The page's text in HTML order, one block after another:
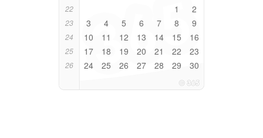
22 1 2
23 3 4 5 6 7 8 9
24 10 11 12 13 14 15 16
25 17 18 19 20 21 22 23
26 24 25 26 27 28 29 30